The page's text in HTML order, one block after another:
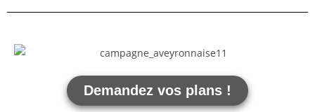
Demandez vos plans !